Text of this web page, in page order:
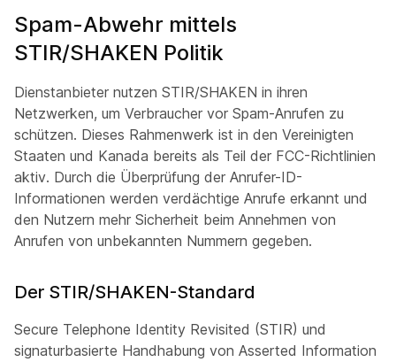
Spam-Abwehr mittels
STIR/SHAKEN Politik
Dienstanbieter nutzen STIR/SHAKEN in ihren
Netzwerken, um Verbraucher vor Spam-Anrufen zu
schützen. Dieses Rahmenwerk ist in den Vereinigten
Staaten und Kanada bereits als Teil der FCC-Richtlinien
aktiv. Durch die Überprüfung der Anrufer-ID-
Informationen werden verdächtige Anrufe erkannt und
den Nutzern mehr Sicherheit beim Annehmen von
Anrufen von unbekannten Nummern gegeben.
Der STIR/SHAKEN-Standard
Secure Telephone Identity Revisited (STIR) und
signaturbasierte Handhabung von Asserted Information